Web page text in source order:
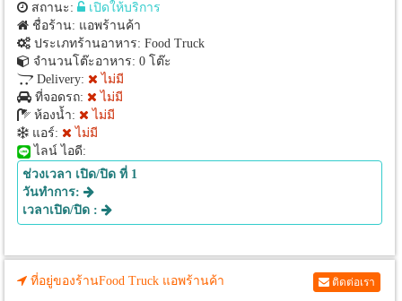
สถานะ:
เปิดให้บริการ
ชื่อร้าน: แอพร้านค้า
ประเภทร้านอาหาร: Food Truck
จำนวนโต๊ะอาหาร: 0 โต๊ะ
Delivery: ไม่มี
ที่จอดรถ: ไม่มี
ห้องน้ำ: ไม่มี
แอร์: ไม่มี
ไลน์ ไอดี:
ช่วงเวลา เปิด/ปิด ที่ 1
วันทำการ:
เวลาเปิด/ปิด :
ที่อยู่ของร้านFood Truck แอพร้านค้า ติดต่อเรา